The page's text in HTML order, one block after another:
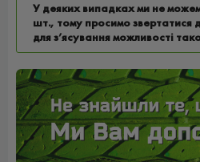
У деяких випадках ми не
шт., тому просимо звертатися
для з’ясування можливості